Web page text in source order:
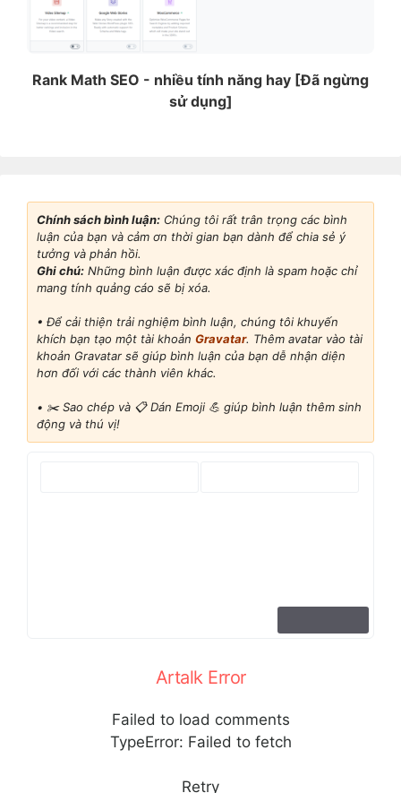
Rank Math SEO - nhiều tính năng hay [Đã ngừng
sử dụng]
Chính sách bình luận: Chúng tôi rất trân trọng các bình
luận của bạn và cảm ơn thời gian bạn dành để chia sẻ ý
tưởng và phản hồi.
Ghi chú: Những bình luận được xác định là spam hoặc chỉ
mang tính quảng cáo sẽ bị xóa.
• Để cải thiện trải nghiệm bình luận, chúng tôi khuyến
khích bạn tạo một tài khoản Gravatar. Thêm avatar vào tài
khoản Gravatar sẽ giúp bình luận của bạn dễ nhận diện
hơn đối với các thành viên khác.
• ✂️ Sao chép và 📋 Dán Emoji 💪 giúp bình luận thêm sinh
động và thú vị!
Artalk Error
Failed to load comments
TypeError: Failed to fetch
Retry